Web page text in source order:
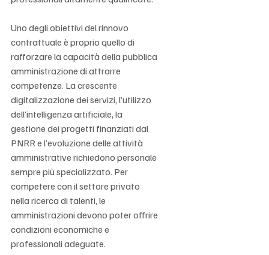
Uno degli obiettivi del rinnovo
contrattuale è proprio quello di
rafforzare la capacità della pubblica
amministrazione di attrarre
competenze. La crescente
digitalizzazione dei servizi, l’utilizzo
dell’intelligenza artificiale, la
gestione dei progetti finanziati dal
PNRR e l’evoluzione delle attività
amministrative richiedono personale
sempre più specializzato. Per
competere con il settore privato
nella ricerca di talenti, le
amministrazioni devono poter offrire
condizioni economiche e
professionali adeguate.